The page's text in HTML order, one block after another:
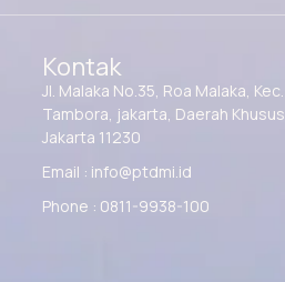
Kontak
Jl. Malaka No.35, Roa Malaka, Kec.
Tambora, jakarta, Daerah
Jakarta 11230
Email : info@ptdmi.id
Phone : 0811-9938-100